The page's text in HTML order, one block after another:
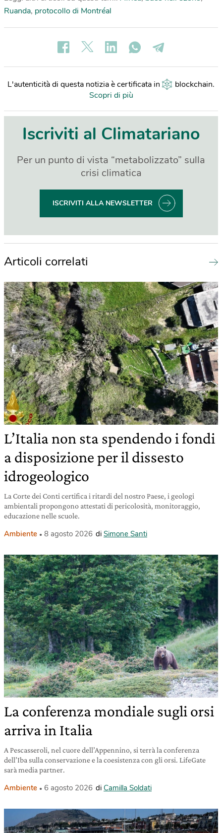
Ruanda, protocollo di Montréal
L'autenticità di questa notizia è certificata in blockchain.
Scopri di più
Iscriviti al Climatariano
Per un punto di vista “metabolizzato” sulla
crisi climatica
ISCRIVITI ALLA NEWSLETTER
Articoli correlati
L’Italia non sta spendendo i fondi
a disposizione per il dissesto
idrogeologico
La Corte dei Conti certifica i ritardi del nostro Paese, i geologi
ambientali propongono attestati di pericolosità, monitoraggio,
educazione nelle scuole.
Ambiente 8 agosto 2026 di Simone Santi
La conferenza mondiale sugli orsi
arriva in Italia
A Pescasseroli, nel cuore dell’Appennino, si terrà la conferenza
dell’Iba sulla conservazione e la coesistenza con gli orsi. LifeGate
sarà media partner.
Ambiente 6 agosto 2026 di Camilla Soldati